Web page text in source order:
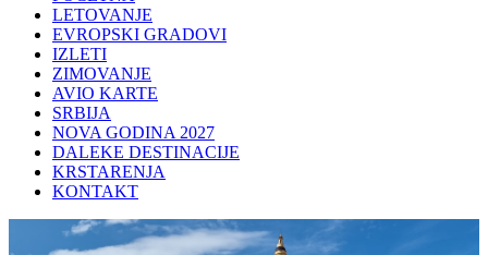
LETOVANJE
EVROPSKI GRADOVI
IZLETI
ZIMOVANJE
AVIO KARTE
SRBIJA
NOVA GODINA 2027
DALEKE DESTINACIJE
KRSTARENJA
KONTAKT